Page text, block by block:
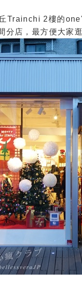
Trainchi 2樓的
店，最方便大家